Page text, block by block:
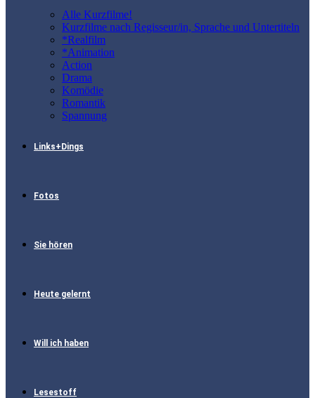
Alle Kurzfilme!
Kurzfilme nach Regisseur/in, Sprache und Untertiteln
*Realfilm
*Animation
Action
Drama
Komödie
Romantik
Spannung
Links+Dings
Fotos
Sie hören
Heute gelernt
Will ich haben
Lesestoff